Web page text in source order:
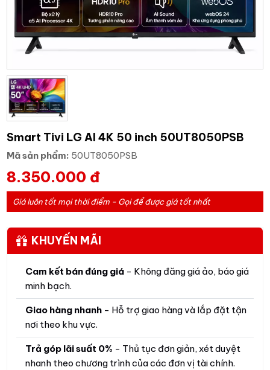
Smart Tivi LG AI 4K 50 inch 50UT8050PSB
Mã sản phẩm: 50UT8050PSB
8.350.000 đ
Giá luôn tốt mọi thời điểm - Gọi để được giá tốt nhất
KHUYẾN MÃI
Cam kết bán đúng giá - Không đăng giá ảo, báo giá
minh bạch.
Giao hàng nhanh - Hỗ trợ giao hàng và lắp đặt tận
nơi theo khu vực.
Trả góp lãi suất 0% - Thủ tục đơn giản, xét duyệt
nhanh theo chương trình của các đơn vị tài chính.